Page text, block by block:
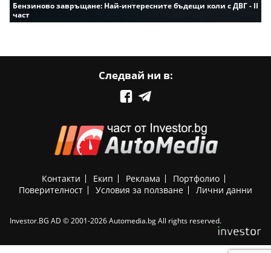
Бензиново завръщане: Най-интересните бъдещи коли с ДВГ - II
част
Следвай ни в:
Контакти Екип Реклама
Портфолио
Поверителност
Условия за ползване Лични данни
Investor.BG AD © 2001-2026 Automedia.bg All rights reserved.